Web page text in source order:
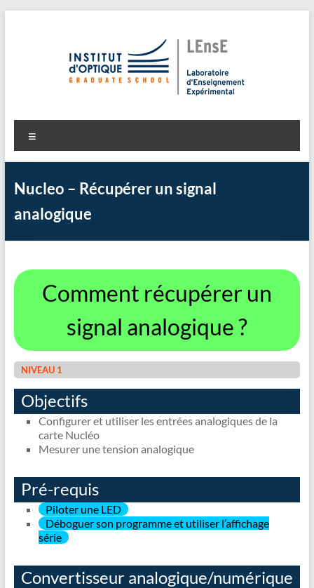
LEnsE
Laboratoire d'Enseignement Expérimental
Nucleo – Récupérer un signal
analogique
Comment récupérer un
signal analogique ?
NIVEAU 1
Objectifs
Configurer et utiliser les entrées analogiques de la
carte Nucléo
Mesurer une tension analogique
Pré-requis
Piloter une LED
Déboguer son programme et utiliser l’affichage
série
Convertisseur analogique/numérique